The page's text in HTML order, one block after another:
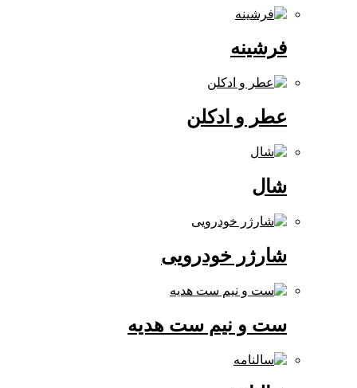
عطر و ادکلن
شارژر خودرویی
ست و نیم ست هدیه